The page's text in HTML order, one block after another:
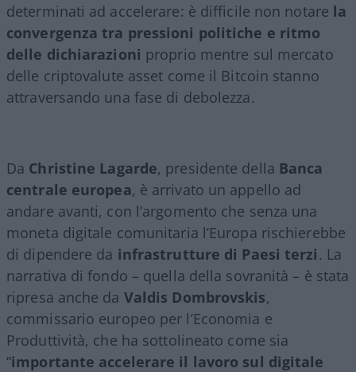
determinati ad accelerare: è difficile non notare la
convergenza tra pressioni politiche e ritmo
delle dichiarazioni proprio mentre sul mercato
delle criptovalute asset come il Bitcoin stanno
attraversando una fase di debolezza.
Da Christine Lagarde, presidente della Banca
centrale europea, è arrivato un appello ad
andare avanti, con l’argomento che senza una
moneta digitale comunitaria l’Europa rischierebbe
di dipendere da infrastrutture di Paesi terzi. La
narrativa di fondo – quella della sovranità – è stata
ripresa anche da Valdis Dombrovskis,
commissario europeo per l’Economia e
Produttività, che ha sottolineato come sia
“importante accelerare il lavoro sul digitale